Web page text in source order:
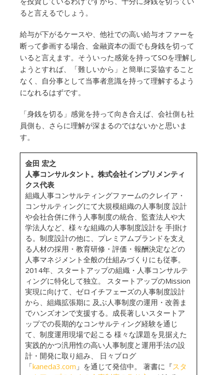
ると言えるでしょう。
給与が下がるケースや、他社での高い給与オファーを
断って参画する場合、金融資本の面でも身銭を切って
いると言えます。そういった感覚を持ってSOを理解し
ようとすれば、「難しいから」と簡単に妥協すること
なく、自分事として当事者意識を持って理解するよう
になれるはずです。
「身銭を切る」感覚を持って向き合えば、会社側も社
員側も、さらに理解が深まるのではないかと思いま
す。
金田 宏之
人事コンサルタント。株式会社インプリメンティ
クス代表
組織人事コンサルティングファームのクレイア・
コンサルティングにて大規模組織の人事制度 設計
や会社合併に伴う人事制度の統合、監査法人や大
学法人など、様々な組織の人事制度設計を 手掛け
る。制度設計の他に、プレミアムブランドを支え
る人材の採用・教育研修・評価・報酬決定などの
人事マネジメント全般の仕組みづくりにも従事。
2014年、スタートアップの組織・人事コンサルテ
ィングに特化して独立。 スタートアップのMission
実現に向けて、ゼロイチフェーズの人事制度設計
から、組織拡張期に 及ぶ人事制度の運用・改善ま
でハンズオンで支援する。成長著しいスタートア
ップでの長期的なコンサルティング経験を通じ
て、制度運用現場で起こる 様々な課題を見据えた
実践的かつ汎用性の高い人事制度と運用手法の設
計・開発に取り組み、 日々ブログ
「kaneda3.com 」を通じて発信中。 著書に『スタ